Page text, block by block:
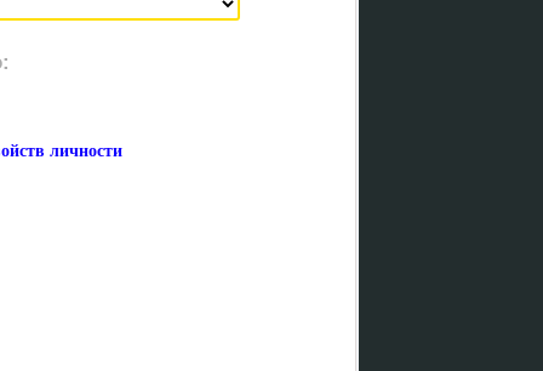
личности